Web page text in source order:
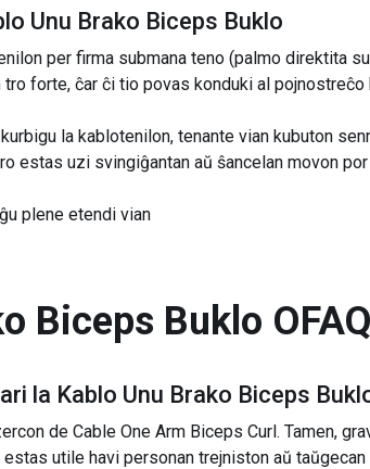
Unu Brako Biceps Buklo
per firma submana teno (palmo direktita
forte, ĉar ĉi tio povas konduki al
la kablotenilon, tenante vian kubuton
estas uzi svingiĝantan aŭ ŝancelan movon
plene etendi vian
Biceps Buklo
la Kablo Unu Brako Biceps
de Cable One Arm Biceps Curl. Tamen,
utile havi personan trejniston aŭ